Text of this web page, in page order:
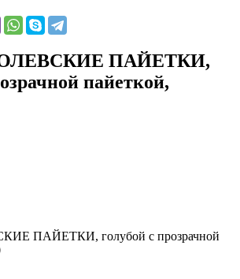
ПАЙЕТКИ,
пайеткой,
ПАЙЕТКИ, голубой с прозрачной